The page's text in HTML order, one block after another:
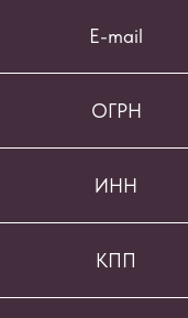
E-mail
ОГРН
ИНН
КПП